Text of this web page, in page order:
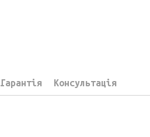
Гарантія Консультація